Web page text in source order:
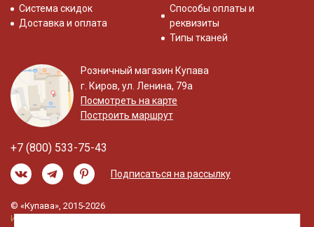
Система скидок
Доставка и оплата
Способы оплаты и
реквизиты
Типы тканей
Розничный магазин Купава
г. Киров, ул. Ленина, 79а
Посмотреть на карте
Построить маршрут
+7 (800) 533-75-43
Подписаться на рассылку
© «Купава», 2015-2026
Информация на сайте не является публичной